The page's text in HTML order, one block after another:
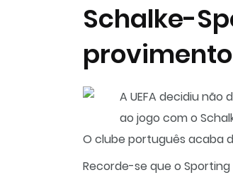
Schalke-
A UEFA decidiu
ao jogo com o
O clube português acaba
Recorde-se que o